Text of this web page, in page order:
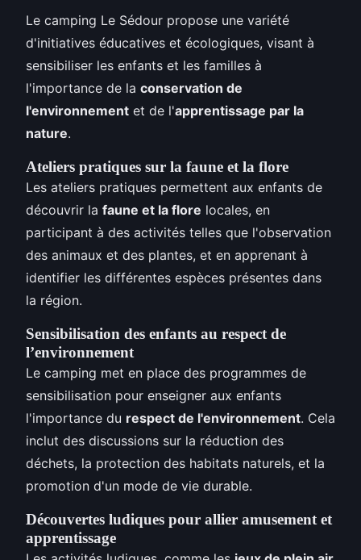
Le camping Le Sédour propose une variété
d'initiatives éducatives et écologiques, visant à
sensibiliser les enfants et les familles à
l'importance de la conservation de
l'environnement et de l'apprentissage par la
nature.
Ateliers pratiques sur la faune et la flore
Les ateliers pratiques permettent aux enfants de
découvrir la faune et la flore locales, en
participant à des activités telles que l'observation
des animaux et des plantes, et en apprenant à
identifier les différentes espèces présentes dans
la région.
Sensibilisation des enfants au respect de
l’environnement
Le camping met en place des programmes de
sensibilisation pour enseigner aux enfants
l'importance du respect de l'environnement. Cela
inclut des discussions sur la réduction des
déchets, la protection des habitats naturels, et la
promotion d'un mode de vie durable.
Découvertes ludiques pour allier amusement et
apprentissage